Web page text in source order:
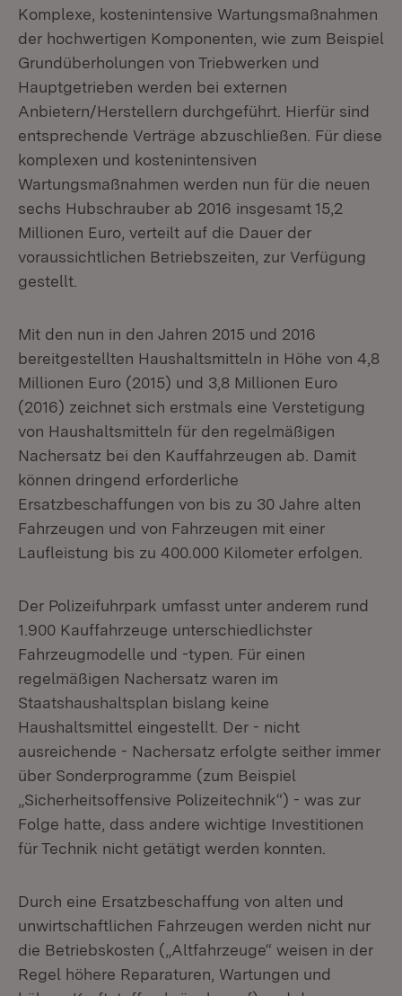
Komplexe, kostenintensive Wartungsmaßnahmen
der hochwertigen Komponenten, wie zum Beispiel
Grundüberholungen von Triebwerken und
Hauptgetrieben werden bei externen
Anbietern/Herstellern durchgeführt. Hierfür sind
entsprechende Verträge abzuschließen. Für diese
komplexen und kostenintensiven
Wartungsmaßnahmen werden nun für die neuen
sechs Hubschrauber ab 2016 insgesamt 15,2
Millionen Euro, verteilt auf die Dauer der
voraussichtlichen Betriebszeiten, zur Verfügung
gestellt.
Mit den nun in den Jahren 2015 und 2016
bereitgestellten Haushaltsmitteln in Höhe von 4,8
Millionen Euro (2015) und 3,8 Millionen Euro
(2016) zeichnet sich erstmals eine Verstetigung
von Haushaltsmitteln für den regelmäßigen
Nachersatz bei den Kauffahrzeugen ab. Damit
können dringend erforderliche
Ersatzbeschaffungen von bis zu 30 Jahre alten
Fahrzeugen und von Fahrzeugen mit einer
Laufleistung bis zu 400.000 Kilometer erfolgen.
Der Polizeifuhrpark umfasst unter anderem rund
1.900 Kauffahrzeuge unterschiedlichster
Fahrzeugmodelle und -typen. Für einen
regelmäßigen Nachersatz waren im
Staatshaushaltsplan bislang keine
Haushaltsmittel eingestellt. Der - nicht
ausreichende - Nachersatz erfolgte seither immer
über Sonderprogramme (zum Beispiel
„Sicherheitsoffensive Polizeitechnik“) - was zur
Folge hatte, dass andere wichtige Investitionen
für Technik nicht getätigt werden konnten.
Durch eine Ersatzbeschaffung von alten und
unwirtschaftlichen Fahrzeugen werden nicht nur
die Betriebskosten („Altfahrzeuge“ weisen in der
Regel höhere Reparaturen, Wartungen und